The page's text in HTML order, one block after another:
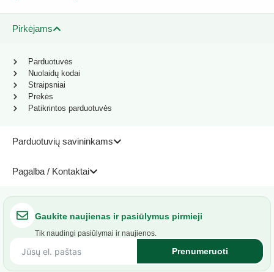
Pirkėjams
Parduotuvių savininkams
Pagalba / Kontaktai
Parduotuvės
Nuolaidų kodai
Straipsniai
Prekės
Patikrintos parduotuvės
Gaukite naujienas ir pasiūlymus pirmieji
Tik naudingi pasiūlymai ir naujienos.
Prenumeruoti